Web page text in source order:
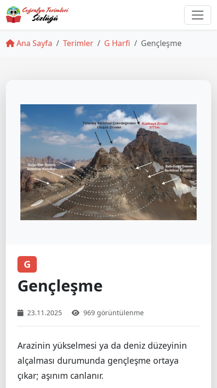
Ana Sayfa Terimler G Harfi Gençleşme
G
Gençleşme
23.11.2025 969 görüntülenme
Arazinin yükselmesi ya da deniz düzeyinin
alçalması durumunda gençleşme ortaya
çıkar; aşınım canlanır.